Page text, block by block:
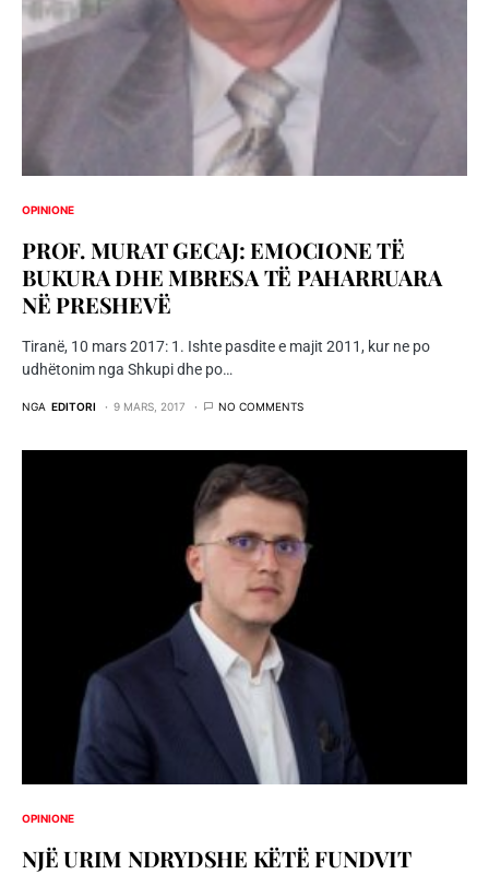
OPINIONE
PROF. MURAT GECAJ: EMOCIONE TË
BUKURA DHE MBRESA TË PAHARRUARA
NË PRESHEVË
Tiranë, 10 mars 2017: 1. Ishte pasdite e majit 2011, kur ne po
udhëtonim nga Shkupi dhe po…
NGA EDITORI 9 MARS, 2017 NO COMMENTS
OPINIONE
NJË URIM NDRYDSHE KËTË FUNDVIT